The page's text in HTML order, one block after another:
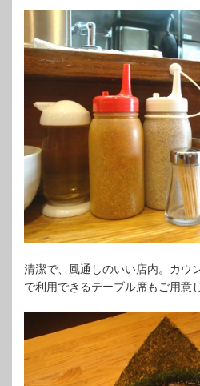
清潔で、風通しのいい店内。カウ
で利用できるテーブル席もご用意